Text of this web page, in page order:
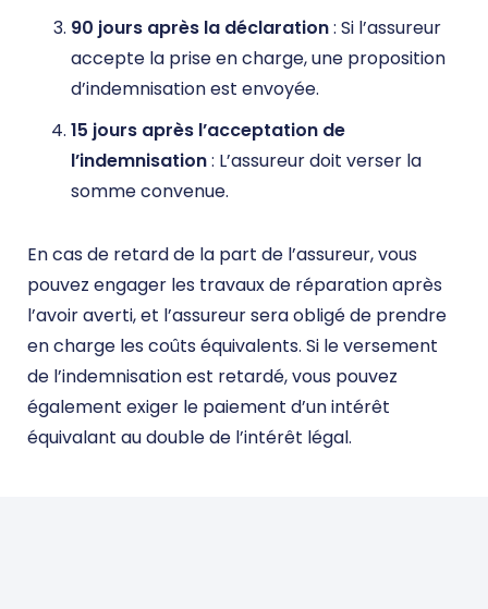
90 jours après la déclaration: Si l’assureur
accepte la prise en charge, une proposition
d’indemnisation est envoyée.
15 jours après l’acceptation de
l’indemnisation: L’assureur doit verser la
somme convenue.
En cas de retard de la part de l’assureur, vous
pouvez engager les travaux de réparation après
l’avoir averti, et l’assureur sera obligé de prendre
en charge les coûts équivalents. Si le versement
de l’indemnisation est retardé, vous pouvez
également exiger le paiement d’un intérêt
équivalant au double de l’intérêt légal.